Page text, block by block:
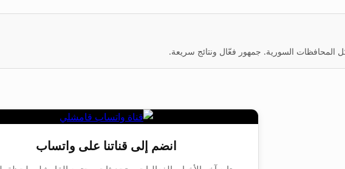
السورية. جمهور فعّال ونتائج سريعة.
انضم إلى قناتنا على واتساب